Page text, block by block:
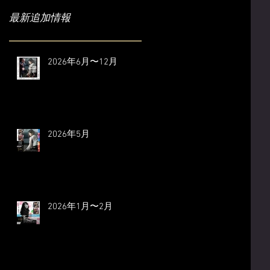
最新追加情報
2026年6月〜12月
2026年5月
2026年1月〜2月